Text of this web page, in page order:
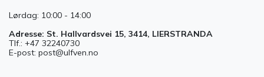
Lørdag: 10:00 - 14:00
Adresse: St. Hallvardsvei 15, 3414, LIERSTRANDA
Tlf.: +47 32240730
E-post: post@ulfven.no